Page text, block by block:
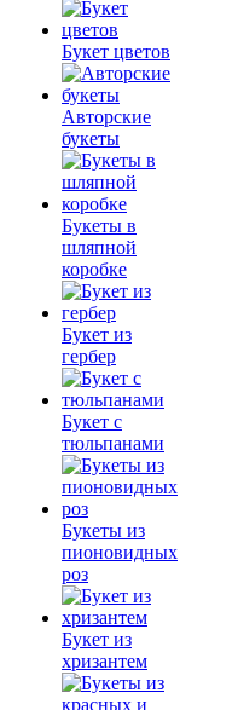
Букет цветов
Авторские
букеты
Букеты в
шляпной
коробке
Букет из
гербер
Букет с
тюльпанами
Букеты из
пионовидных
роз
Букет из
хризантем